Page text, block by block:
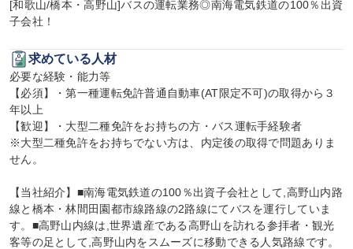
[和歌山/橋本・高野山]バスの運転業務◎南海電気鉄道の100％出資
子会社！
求めている人材
必要な経験・能力等
【必須】・第一種運転免許普通自動車(AT限定不可)の取得から３
年以上
【歓迎】・大型二種免許をお持ちの方・バス運転手経験者
※大型二種免許をお持ちでない方は、内定後の取得で問題ありま
せん。
【当社紹介】■南海電気鉄道の100％出資子会社として,高野山内路
線と橋本・林間田園都市線路線の2路線にてバスを運行していま
す。■高野山内線は,世界遺産である高野山を訪れる参拝者・観光
客等の足として,高野山内をスムーズに移動できる人気路線です。